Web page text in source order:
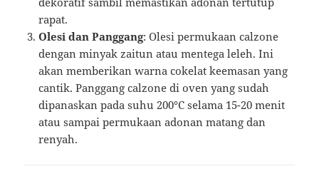
rapat.
Olesi dan Panggang: Olesi permukaan calzone
dengan minyak zaitun atau mentega leleh. Ini
akan memberikan warna cokelat keemasan yang
cantik. Panggang calzone di oven yang sudah
dipanaskan pada suhu 200°C selama 15-20 menit
atau sampai permukaan adonan matang dan
renyah.